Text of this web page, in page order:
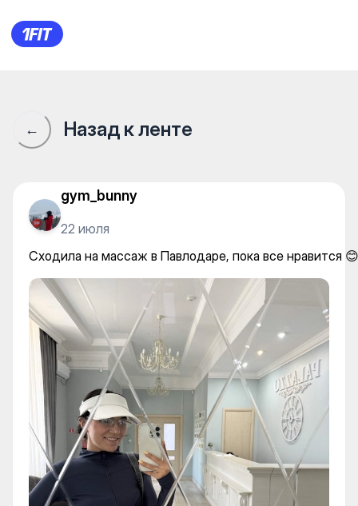
Сходила на массаж в
← Назад к ленте
gym_bunny
22 июля
Сходила на массаж в Павлодаре, пока все нравится 😊